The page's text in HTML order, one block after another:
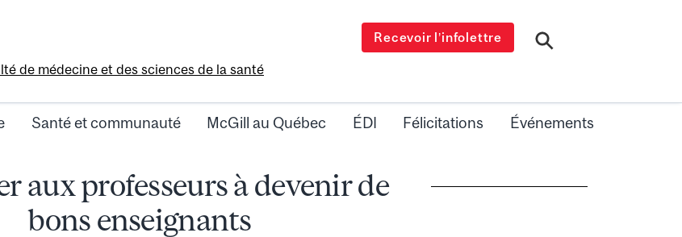
de médecine et des sciences de la santé
Recevoir l’infolettre
Santé et communauté McGill au Québec ÉDI Félicitations Événements
aux professeurs à devenir de
bons enseignants